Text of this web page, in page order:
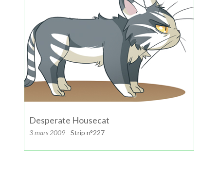
Desperate Housecat
3 mars 2009 - Strip n°227